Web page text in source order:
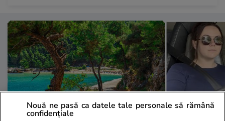
Nouă ne pasă ca datele tale personale să rămână
confidențiale